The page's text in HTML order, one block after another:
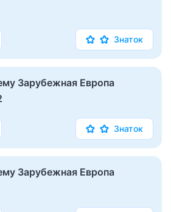
Знаток
Зарубежная Европа
Знаток
Зарубежная Европа